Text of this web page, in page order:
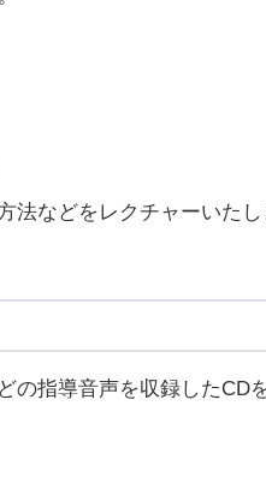
法などをレクチャーいた
の指導音声を収録したCD